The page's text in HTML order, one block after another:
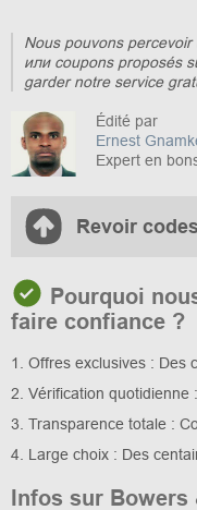
Nous pouvons
или coupons proposés
garder notre service
Édité par
Ernest
Expert en
Revoir
Pourquoi
faire confiance ?
1. Offres exclusives : Des
2. Vérification quotidienne
3. Transparence totale :
4. Large choix : Des
Infos sur Bowers